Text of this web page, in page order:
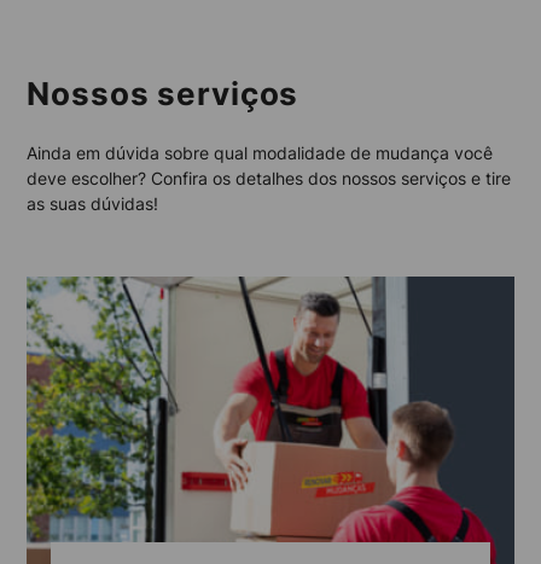
Nossos serviços
Ainda em dúvida sobre qual modalidade de mudança você
deve escolher? Confira os detalhes dos nossos serviços e tire
as suas dúvidas!